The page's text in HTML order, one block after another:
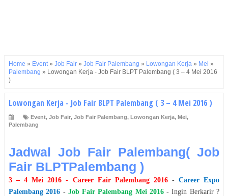
Home » Event» Job Fair » Job Fair Palembang » Lowongan Kerja » Mei »
Palembang » Lowongan Kerja - Job Fair ​BLPT Palembang​ ( 3 – 4 Mei 2016
)
Lowongan Kerja - Job Fair ​BLPT Palembang​ ( 3 – 4 Mei 2016 )
Event, Job Fair, Job Fair Palembang, Lowongan Kerja, Mei,
Palembang
Jadwal Job Fair Palembang( Job
Fair ​BLPTPalembang​ )
3 – 4 Mei 2016 - Career Fair Palembang 2016- Career Expo
Palembang 2016 - Job FairPalembang Mei 2016- Ingin Berkarir ?